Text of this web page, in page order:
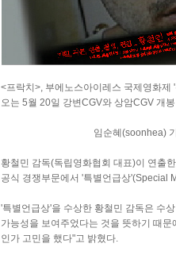
<프락치>, 부에노스아이레스 국제영화제
오는 5월 20일 강변CGV와 상암CGV 개봉
임순혜(soonhea) 기
황철민 감독(독립영화협회 대표)이 연출
공식 경쟁부문에서 '특별언급상'(Special
'특별언급상'을 수상한 황철민 감독은 수
가능성을 보여주었다는 것을 뜻하기 때
인가 고민을 했다"고 밝혔다.